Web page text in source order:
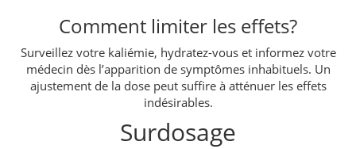
Comment limiter les effets?
Surveillez votre kaliémie, hydratez-vous et informez votre
médecin dès l’apparition de symptômes inhabituels. Un
ajustement de la dose peut suffire à atténuer les effets
indésirables.
Surdosage